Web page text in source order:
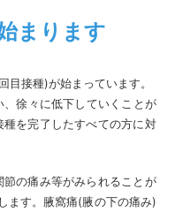
まります
接種)が始まっています。
徐々に低下していくことが
を完了したすべての方に対
の痛み等がみられることが
ます。腋窩痛(腋の下の痛み)